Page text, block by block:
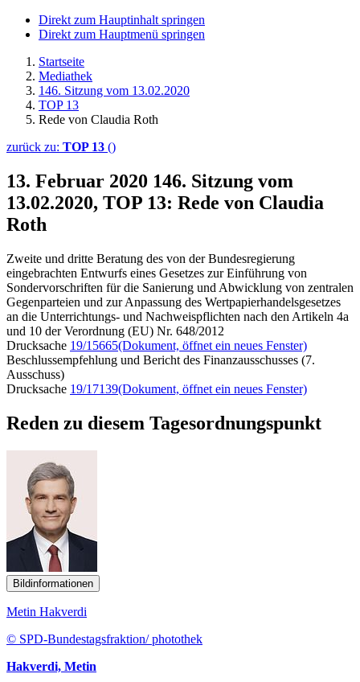
Direkt zum Hauptinhalt springen
Direkt zum Hauptmenü springen
Startseite
Mediathek
146. Sitzung vom 13.02.2020
TOP 13
Rede von Claudia Roth
zurück zu: TOP 13 ()
13. Februar 2020 146. Sitzung vom
13.02.2020, TOP 13: Rede von Claudia
Roth
Zweite und dritte Beratung des von der Bundesregierung
eingebrachten Entwurfs eines Gesetzes zur Einführung von
Sondervorschriften für die Sanierung und Abwicklung von zentralen
Gegenparteien und zur Anpassung des Wertpapierhandelsgesetzes
an die Unterrichtungs- und Nachweispflichten nach den Artikeln 4a
und 10 der Verordnung (EU) Nr. 648/2012
Drucksache 19/15665(Dokument, öffnet ein neues Fenster)
Beschlussempfehlung und Bericht des Finanzausschusses (7.
Ausschuss)
Drucksache 19/17139(Dokument, öffnet ein neues Fenster)
Reden zu diesem Tagesordnungspunkt
Bildinformationen
Metin Hakverdi
© SPD-Bundestagsfraktion/ photothek
Hakverdi, Metin